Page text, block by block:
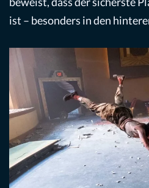
ist – besonders in den